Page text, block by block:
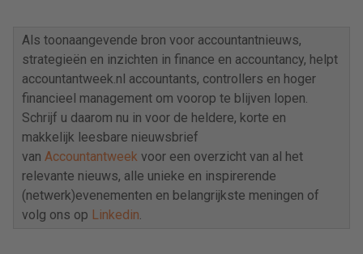
Als toonaangevende bron voor accountantnieuws,
strategieën en inzichten in finance en accountancy, helpt
accountantweek.nl accountants, controllers en hoger
financieel management om voorop te blijven lopen.
Schrijf u daarom nu in voor de heldere, korte en
makkelijk leesbare nieuwsbrief
van Accountantweek voor een overzicht van al het
relevante nieuws, alle unieke en inspirerende
(netwerk)evenementen en belangrijkste meningen of
volg ons op Linkedin.